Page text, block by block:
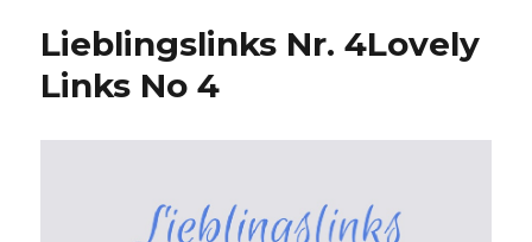
Lieblingslinks Nr. 4Lovely
Links No 4